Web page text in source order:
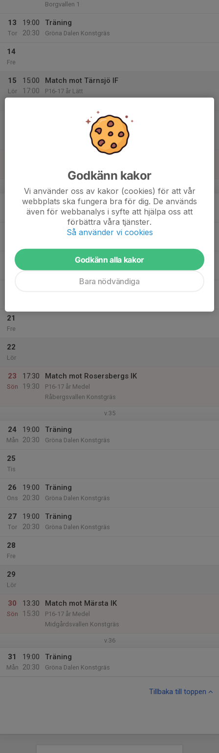
Borgvallen 1
13
Tor
19:00
20:30
Träning
Gröna Dalen Konstgräs
14
Fre
15
Lör
15:00
17:00
Match mot Tärnsjö IF
P16-17 år Lätt
Match mot Vaksala SK
Gröna Dalens IP Konstgräs
19:00
20:30
Träning
Gröna Dalen Konstgräs
19
20:30
Gröna Dalen Konstgräs
21
Fre
22
Lör
23
Sön
17:30
19:30
Match mot Rosersbergs IK
P16-17 år Medel
Råbergsvallen Konstgräs
v.35
24
Mån
19:00
20:30
Träning
Gröna Dalen Konstgräs
25
Tis
26
Ons
19:00
20:30
Träning
Gröna Dalen Konstgräs
27
Tor
19:00
20:30
Träning
Gröna Dalen Konstgräs
28
Fre
29
Lör
30
Sön
13:30
15:30
Match mot Märsta IK
P16-17 år Medel
Midgårdsvallen Konstgräs
v.36
31
Mån
19:00
20:30
Träning
Gröna Dalen Konstgräs
Tillbaka till toppen
Godkänn kakor
Vi använder oss av kakor (cookies) för att vår
webbplats ska fungera bra för dig. De används
även för webbanalys i syfte att hjälpa oss att
förbättra våra tjänster.
Så använder vi cookies
Godkänn alla kakor
Bara nödvändiga